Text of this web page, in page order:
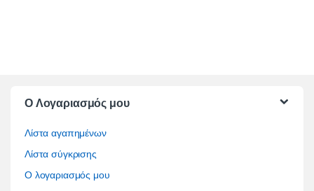
O Λογαριασμός μου
Λίστα αγαπημένων
Λίστα σύγκρισης
Ο λογαριασμός μου